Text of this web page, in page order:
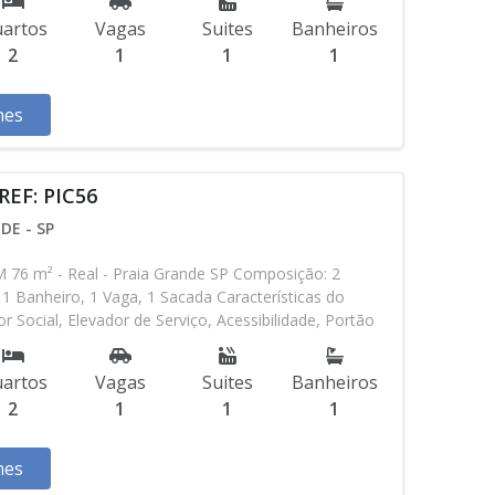
Academia, Churrasqueira Aceita
* Os valores e disponibilidade podem ser
aviso. Favor verificar entrando em contato com
2
Vagas
1
Suites
1
Banheiros
1
PIC56
- SP
76 m² - Real - Praia Grande SP Composição: 2
Banheiro, 1 Vaga, 1 Sacada Características do
Social, Elevador de Serviço, Acessibilidade, Portão
Água Individual, Gás Encanado, Piscina, Sauna,
de Festas, Espaço Kids, Espaço Gourmet, Academia,
e disponibilidade podem ser alterados sem
entrando em contato com nossa equipe
2
Vagas
1
Suites
1
Banheiros
1